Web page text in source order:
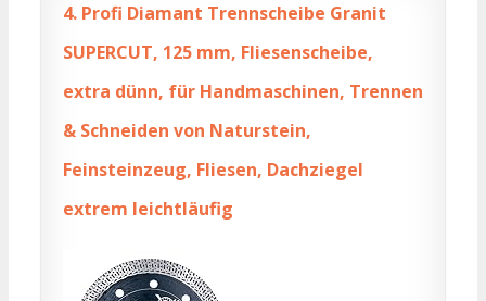
4. Profi Diamant Trennscheibe Granit
SUPERCUT, 125 mm, Fliesenscheibe,
extra dünn, für Handmaschinen, Trennen
& Schneiden von Naturstein,
Feinsteinzeug, Fliesen, Dachziegel
extrem leichtläufig